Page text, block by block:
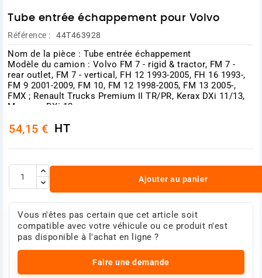
Tube entrée échappement pour Volvo
Référence : 44T463928
Nom de la pièce : Tube entrée échappement
Modèle du camion : Volvo FM 7 - rigid & tractor, FM 7 -
rear outlet, FM 7 - vertical, FH 12 1993-2005, FH 16 1993-,
FM 9 2001-2009, FM 10, FM 12 1998-2005, FM 13 2005-,
FMX ; Renault Trucks Premium II TR/PR, Kerax DXi 11/13,
Magnum DXi 12
VOLVO 5010626109 - 7401626097 - 1626097
Poids : 0,953 Kg
Photo non contractuelle
54,15 € HT
Ajouter au panier
Vous n'êtes pas certain que cet article soit
compatible avec votre véhicule ou ce produit n'est
pas disponible à l'achat en ligne ?
Faire une demande